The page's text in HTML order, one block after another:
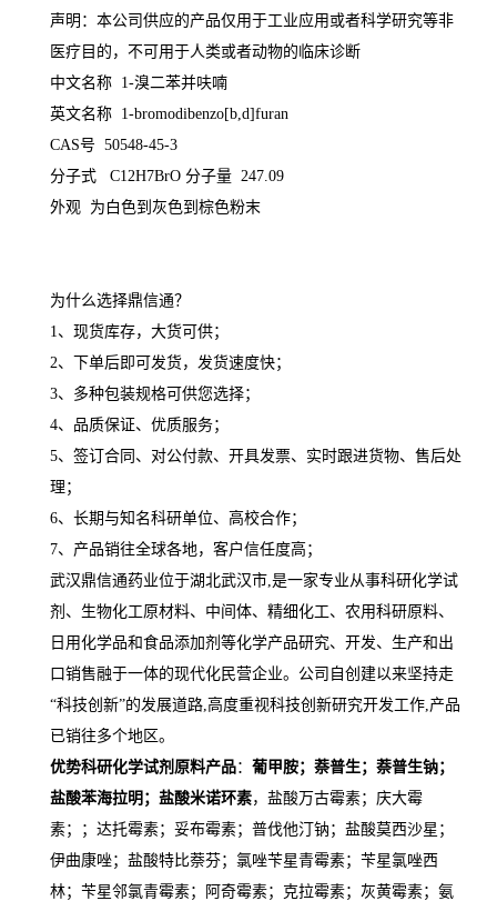
声明：本公司供应的产品仅用于工业应用或者科学研究等非
医疗目的，不可用于人类或者动物的临床诊断
中文名称 1-溴二苯并呋喃
英文名称 1-bromodibenzo[b,d]furan
CAS号 50548-45-3
分子式 C12H7BrO 分子量 247.09
外观 为 白色到灰色到棕色粉末
为什么选择鼎信通？
1、现货库存，大货可供；
2、下单后即可发货，发货速度快；
3、多种包装规格可供您选择；
4、品质保证、优质服务；
5、签订合同、对公付款、开具发票、实时跟进货物、售后处
理；
6、长期与知名科研单位、高校合作；
7、产品销往全球各地，客户信任度高；
武汉鼎信通药业位于湖北武汉市,是一家专业从事科研化学试
剂、生物化工原材料、中间体、精细化工、农用科研原料、
日用化学品和食品添加剂等化学产品研究、开发、生产和出
口销售融于一体的现代化民营企业。公司自创建以来坚持走
“科技创新”的发展道路,高度重视科技创新研究开发工作,产品
已销往多个地区。
优势科研化学试剂原料产品： 葡甲胺； 萘普生；萘普生钠；
盐酸苯海拉明；盐酸米诺环素，盐酸万古霉素；庆大霉
素；；达托霉素；妥布霉素；普伐他汀钠；盐酸莫西沙星；
伊曲康唑；盐酸特比萘芬；氯唑苄星青霉素；苄星氯唑西
林；苄星邻氯青霉素；阿奇霉素；克拉霉素；灰黄霉素；氨